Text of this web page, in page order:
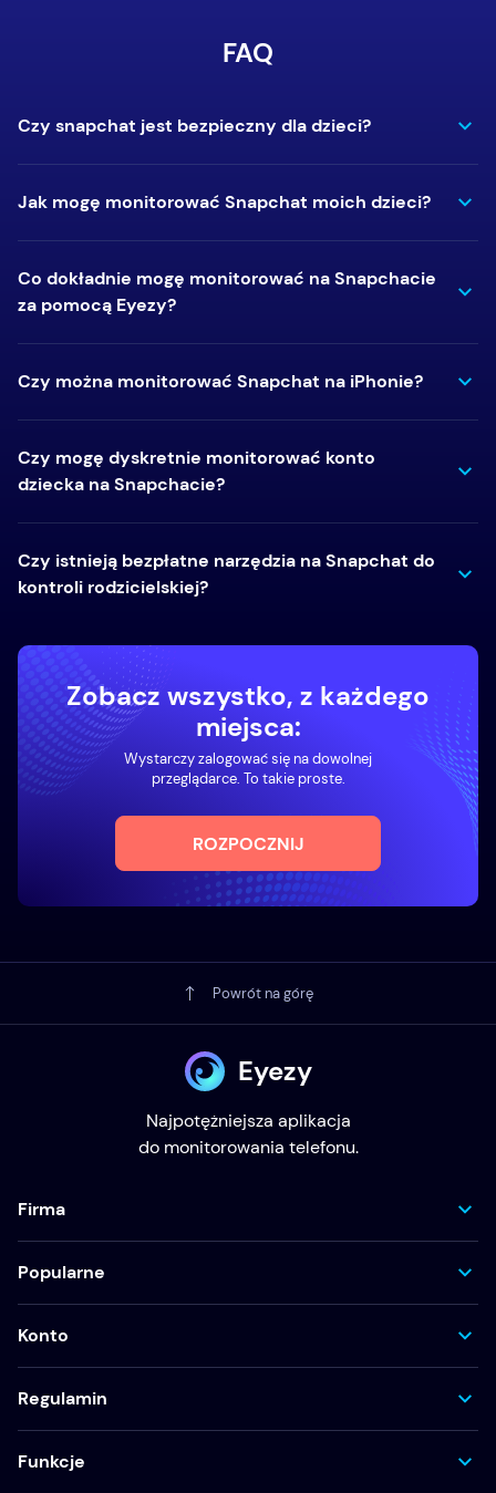
FAQ
Czy snapchat jest bezpieczny dla dzieci?
Jak mogę monitorować Snapchat moich dzieci?
Co dokładnie mogę monitorować na Snapchacie
za pomocą Eyezy?
Czy można monitorować Snapchat na iPhonie?
Czy mogę dyskretnie monitorować konto
dziecka na Snapchacie?
Czy istnieją bezpłatne narzędzia na Snapchat do
kontroli rodzicielskiej?
Zobacz wszystko, z każdego
miejsca:
Wystarczy zalogować się na dowolnej
przeglądarce. To takie proste.
ROZPOCZNIJ
Powrót na górę
Eyezy
Najpotężniejsza aplikacja
do monitorowania telefonu.
Firma
Popularne
Konto
Regulamin
Funkcje